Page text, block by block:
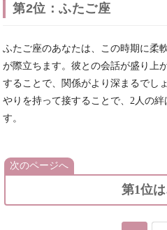
第2位：ふたご座
ふたご座のあなたは、この時期に柔
が際立ちます。彼との会話が盛り上
することで、関係がより深まるでし
やりを持って接することで、2人の
す。
次のページへ
第1位